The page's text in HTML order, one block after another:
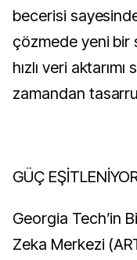
becerisi
çözmede yeni bir
hızlı veri
zamandan
GÜÇ
Georgia Tech’in
Zeka Merkezi